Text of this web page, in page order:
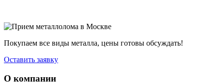
Покупаем все виды металла, цены готовы обсуждать!
Оставить заявку
О компании